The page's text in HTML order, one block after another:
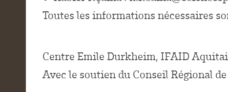
Toutes les informations nécessaires
Centre Emile Durkheim, IFAID
Avec le soutien du Conseil Régional